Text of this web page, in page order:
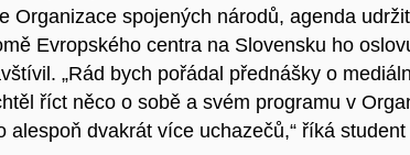
Organizace spojených národů, agenda
Evropského centra na Slovensku ho
„Rád bych pořádal přednášky o
říct něco o sobě a svém programu v
alespoň dvakrát více uchazečů,“ říká